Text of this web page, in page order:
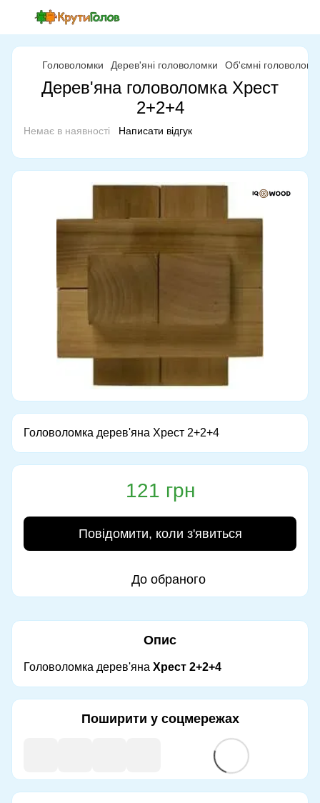
Головоломки Дерев'яні головоломки Об'ємні
Дерев'яна головоломка Хрест
2+2+4
Немає в наявності Написати відгук
Головоломка дерев'яна Хрест 2+2+4
121 грн
Повідомити, коли з'явиться
До обраного
Опис
Головоломка дерев'яна Хрест 2+2+4
Поширити у соцмережах